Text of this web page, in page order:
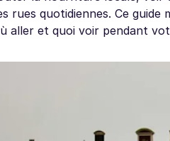
rues quotidiennes. Ce guide
aller et quoi voir pendant